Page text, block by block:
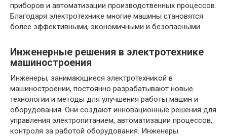
приборов и автоматизации производственных процессов.
Благодаря электротехнике многие машины становятся
более эффективными, экономичными и безопасными.
Инженерные решения в электротехнике
машиностроения
Инженеры, занимающиеся электротехникой в
машиностроении, постоянно разрабатывают новые
технологии и методы для улучшения работы машин и
оборудования. Они создают инновационные решения для
управления электропитанием, автоматизации процессов,
контроля за работой оборудования. Инженеры